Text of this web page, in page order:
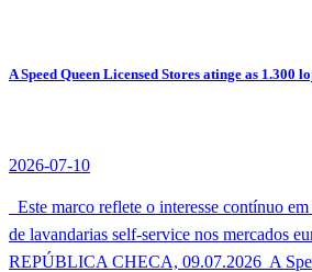
A Speed Queen Licensed Stores atinge as 1.300
2026-07-10
Este marco reflete o interesse contínuo
de lavandarias self-service nos mercados
REPÚBLICA CHECA, 09.07.2026  A